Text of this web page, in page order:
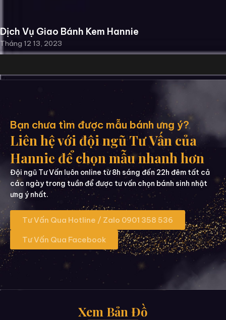
Dịch Vụ Giao Bánh Kem Hannie
Tháng 12 13, 2023
Bạn chưa tìm được mẫu bánh ưng ý?
Liên hệ với đội ngũ Tư Vấn của
Hannie để chọn mẫu nhanh hơn
Đội ngũ Tư Vấn luôn online từ 8h sáng đến 22h đêm tất cả
các ngày trong tuần để được tư vấn chọn bánh sinh nhật
ưng ý nhất.
Tư Vấn Qua Hotline / Zalo 0901 358 536
Tư Vấn Qua Facebook
Xem Bản Đồ